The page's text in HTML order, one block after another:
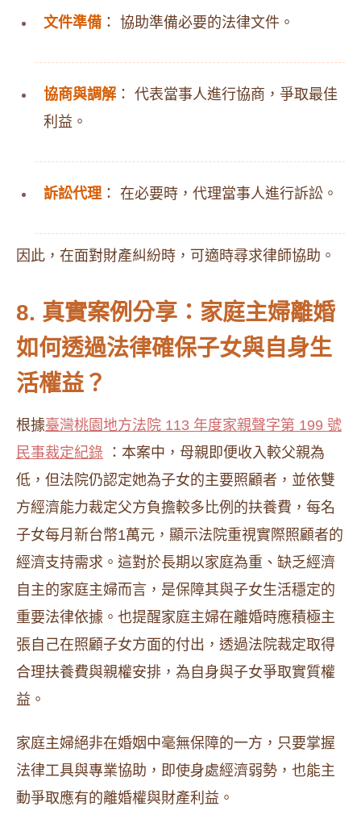
文件準備 ： 協助準備必要的法律文件。
協商與調解 ： 代表當事人進行協商，爭取最佳
利益。
訴訟代理： 在必要時，代理當事人進行訴訟。
因此，在面對財產糾紛時，可適時尋求律師協助。
8. 真實案例分享：家庭主婦離婚
如何透過法律確保子女與自身生
活權益？
根據臺灣桃園地方法院 113 年度家親聲字第 199 號
民事裁定紀錄 ：本案中，母親即便收入較父親為
低，但法院仍認定她為子女的主要照顧者，並依雙
方經濟能力裁定父方負擔較多比例的扶養費，每名
子女每月新台幣1萬元，顯示法院重視實際照顧者的
經濟支持需求。這對於長期以家庭為重、缺乏經濟
自主的家庭主婦而言，是保障其與子女生活穩定的
重要法律依據。也提醒家庭主婦在離婚時應積極主
張自己在照顧子女方面的付出，透過法院裁定取得
合理扶養費與親權安排，為自身與子女爭取實質權
益。
家庭主婦絕非在婚姻中毫無保障的一方，只要掌握
法律工具與專業協助，即使身處經濟弱勢，也能主
動爭取應有的離婚權與財產利益。